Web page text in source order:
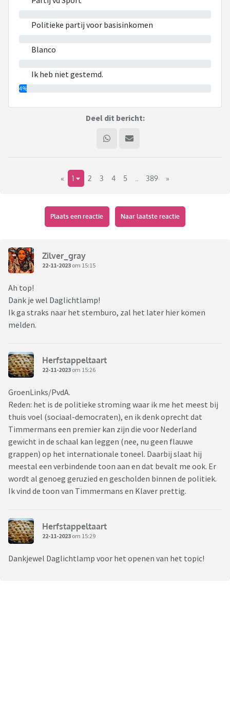
Politieke partij voor basisinkomen
Blanco
Ik heb niet gestemd.
4%
Deel dit bericht:
« 1 2 3 4 5 389 »
Plaats een reactie Naar laatste reactie
Zilver_gray
22-11-2023 om 15:15
Ah top!
Dank je wel Daglichtlamp!
Ik ga straks naar het stemburo, zal het later hier komen
melden.
Herfstappeltaart
22-11-2023 om 15:26
GroenLinks/PvdA.
Reden: het is de politieke stroming waar ik me het meest bij
thuis voel (sociaal-democraten), en ik denk oprecht dat
Timmermans een premier kan zijn die voor Nederland
gewicht in de schaal kan leggen (nee, nu geen flauwe
grappen) op het internationale toneel. Daarbij slaat hij
meestal een verbindende toon aan en dat bevalt me ook. Er
wordt al genoeg geruzied en gescholden binnen de politiek.
Ik vind de toon van Timmermans en Klaver prettig.
Herfstappeltaart
22-11-2023 om 15:29
Dankjewel Daglichtlamp voor het openen van het topic!